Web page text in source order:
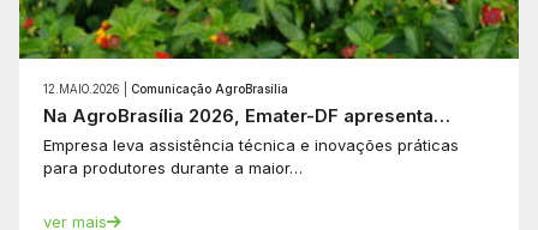
12.MAIO.2026 | Comunicação AgroBrasília
Na AgroBrasília 2026, Emater-DF apresenta…
Empresa leva assistência técnica e inovações práticas
para produtores durante a maior…
ver mais